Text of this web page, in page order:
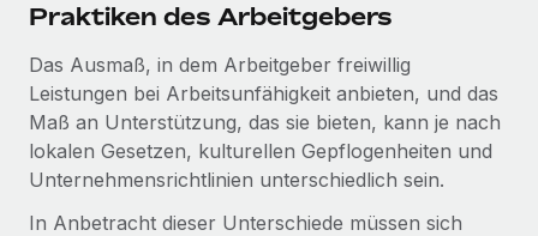
Praktiken des Arbeitgebers
Das Ausmaß, in dem Arbeitgeber freiwillig
Leistungen bei Arbeitsunfähigkeit anbieten, und das
Maß an Unterstützung, das sie bieten, kann je nach
lokalen Gesetzen, kulturellen Gepflogenheiten und
Unternehmensrichtlinien unterschiedlich sein.
In Anbetracht dieser Unterschiede müssen sich